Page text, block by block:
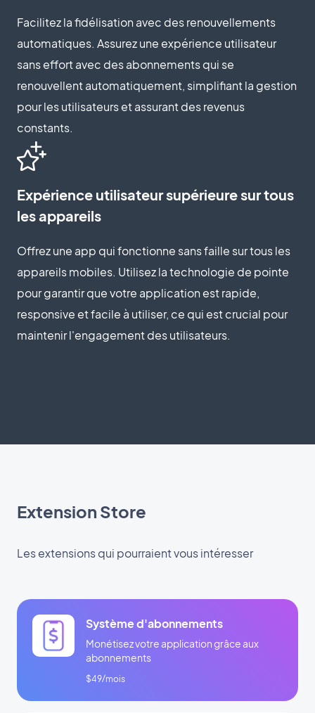
Facilitez la fidélisation avec des renouvellements
automatiques. Assurez une expérience utilisateur
sans effort avec des abonnements qui se
renouvellent automatiquement, simplifiant la gestion
pour les utilisateurs et assurant des revenus
constants.
Expérience utilisateur supérieure sur tous
les appareils
Offrez une app qui fonctionne sans faille sur tous les
appareils mobiles. Utilisez la technologie de pointe
pour garantir que votre application est rapide,
responsive et facile à utiliser, ce qui est crucial pour
maintenir l'engagement des utilisateurs.
Extension Store
Les extensions qui pourraient vous intéresser
Système d'abonnements
Monétisez votre application grâce aux
abonnements
$49/mois